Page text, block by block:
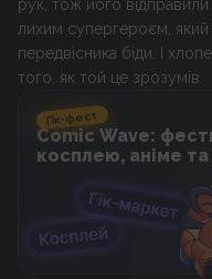
рук, тож його відправили
лихим супергероєм, який
передвісника біди. І
того, як той це зрозумів.
Гік-фест
Comic Wave:
косплею, аніме та